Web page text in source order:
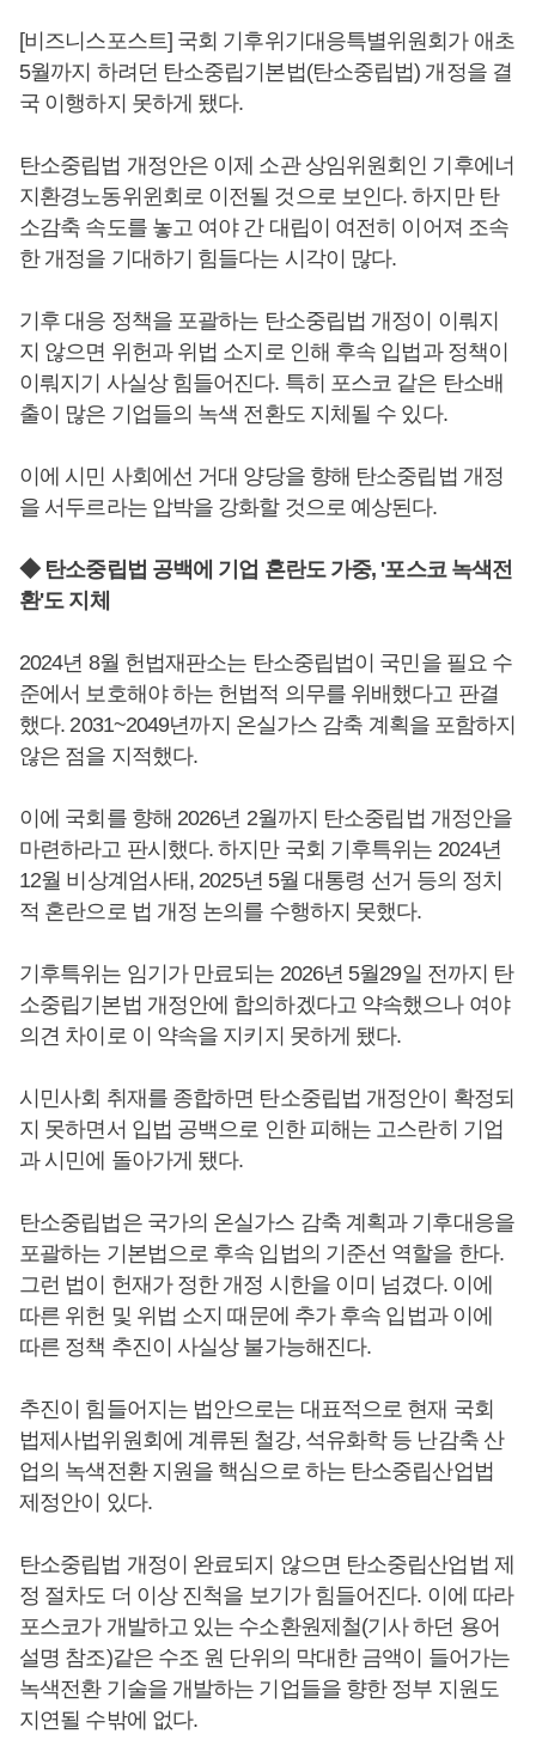
[비즈니스포스트] 국회 기후위기대응특별위원회가 애초
5월까지 하려던 탄소중립기본법(탄소중립법) 개정을 결
국 이행하지 못하게 됐다.
탄소중립법 개정안은 이제 소관 상임위원회인 기후에너
지환경노동위윈회로 이전될 것으로 보인다. 하지만 탄
소감축 속도를 놓고 여야 간 대립이 여전히 이어져 조속
한 개정을 기대하기 힘들다는 시각이 많다.
기후 대응 정책을 포괄하는 탄소중립법 개정이 이뤄지
지 않으면 위헌과 위법 소지로 인해 후속 입법과 정책이
이뤄지기 사실상 힘들어진다. 특히 포스코 같은 탄소배
출이 많은 기업들의 녹색 전환도 지체될 수 있다.
이에 시민 사회에선 거대 양당을 향해 탄소중립법 개정
을 서두르라는 압박을 강화할 것으로 예상된다.
◆ 탄소중립법 공백에 기업 혼란도 가중, '포스코 녹색전
환'도 지체
2024년 8월 헌법재판소는 탄소중립법이 국민을 필요 수
준에서 보호해야 하는 헌법적 의무를 위배했다고 판결
했다. 2031~2049년까지 온실가스 감축 계획을 포함하지
않은 점을 지적했다.
이에 국회를 향해 2026년 2월까지 탄소중립법 개정안을
마련하라고 판시했다. 하지만 국회 기후특위는 2024년
12월 비상계엄사태, 2025년 5월 대통령 선거 등의 정치
적 혼란으로 법 개정 논의를 수행하지 못했다.
기후특위는 임기가 만료되는 2026년 5월29일 전까지 탄
소중립기본법 개정안에 합의하겠다고 약속했으나 여야
의견 차이로 이 약속을 지키지 못하게 됐다.
시민사회 취재를 종합하면 탄소중립법 개정안이 확정되
지 못하면서 입법 공백으로 인한 피해는 고스란히 기업
과 시민에 돌아가게 됐다.
탄소중립법은 국가의 온실가스 감축 계획과 기후대응을
포괄하는 기본법으로 후속 입법의 기준선 역할을 한다.
그런 법이 헌재가 정한 개정 시한을 이미 넘겼다. 이에
따른 위헌 및 위법 소지 때문에 추가 후속 입법과 이에
따른 정책 추진이 사실상 불가능해진다.
추진이 힘들어지는 법안으로는 대표적으로 현재 국회
법제사법위원회에 계류된 철강, 석유화학 등 난감축 산
업의 녹색전환 지원을 핵심으로 하는 탄소중립산업법
제정안이 있다.
탄소중립법 개정이 완료되지 않으면 탄소중립산업법 제
정 절차도 더 이상 진척을 보기가 힘들어진다. 이에 따라
포스코가 개발하고 있는 수소환원제철(기사 하던 용어
설명 참조)같은 수조 원 단위의 막대한 금액이 들어가는
녹색전환 기술을 개발하는 기업들을 향한 정부 지원도
지연될 수밖에 없다.